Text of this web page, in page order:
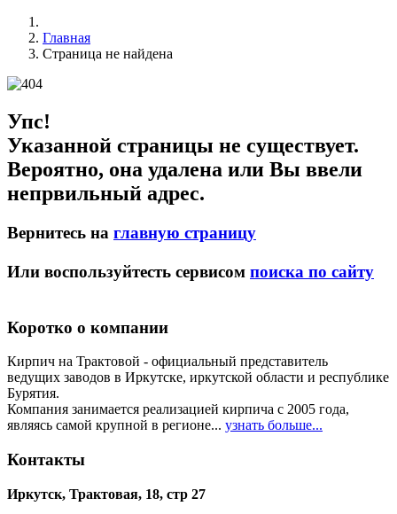
Главная
Страница не найдена
Упс!
Указанной страницы не существует.
Вероятно, она удалена или Вы ввели
непрвильный адрес.
Вернитесь на главную страницу
Или воспользуйтесть сервисом поиска по сайту
Коротко о компании
Кирпич на Трактовой - официальный представитель
ведущих заводов в Иркутске, иркутской области и республике
Бурятия.
Компания занимается реализацией кирпича с 2005 года,
являясь самой крупной в регионе... узнать больше...
Контакты
Иркутск, Трактовая, 18, стр 27